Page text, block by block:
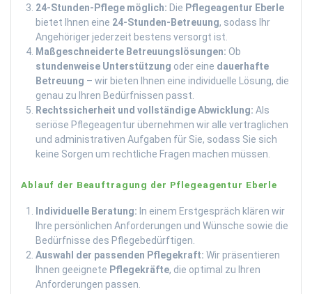
24-Stunden-Pflege möglich: Die Pflegeagentur Eberle
bietet Ihnen eine 24-Stunden-Betreuung, sodass Ihr
Angehöriger jederzeit bestens versorgt ist.
Maßgeschneiderte Betreuungslösungen: Ob
stundenweise Unterstützung oder eine dauerhafte
Betreuung – wir bieten Ihnen eine individuelle Lösung, die
genau zu Ihren Bedürfnissen passt.
Rechtssicherheit und vollständige Abwicklung: Als
seriöse Pflegeagentur übernehmen wir alle vertraglichen
und administrativen Aufgaben für Sie, sodass Sie sich
keine Sorgen um rechtliche Fragen machen müssen.
Ablauf der Beauftragung der Pflegeagentur Eberle
Individuelle Beratung: In einem Erstgespräch klären wir
Ihre persönlichen Anforderungen und Wünsche sowie die
Bedürfnisse des Pflegebedürftigen.
Auswahl der passenden Pflegekraft: Wir präsentieren
Ihnen geeignete Pflegekräfte, die optimal zu Ihren
Anforderungen passen.